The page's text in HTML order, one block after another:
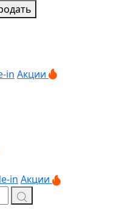
in Акции
in Акции